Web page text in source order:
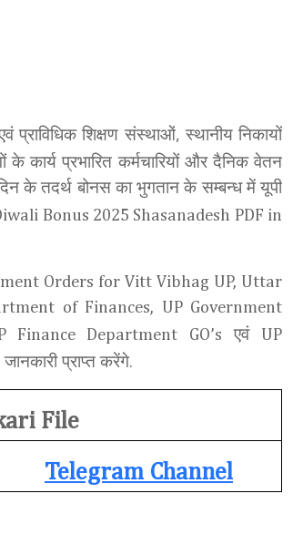
प्राविधिक शिक्षण संस्थाओं, स्थानीय निकायों
के कार्य प्रभारित कर्मचारियों और दैनिक वेतन
के तदर्थ बोनस का भुगतान के सम्बन्ध में यूपी
Bonus 2025 Shasanadesh PDF in
Orders for Vitt Vibhag UP, Uttar
of Finances, UP Government
Department GO’s
एवं
UP
प्राप्त करेंगे.
File
Telegram Channel